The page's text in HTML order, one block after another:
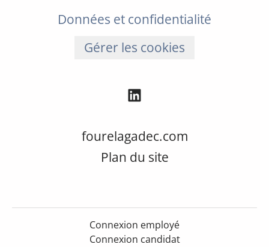
Données et confidentialité
Gérer les cookies
fourelagadec.com
Plan du site
Connexion employé
Connexion candidat